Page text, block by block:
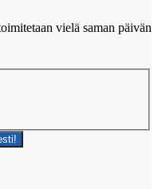
vielä saman päivän